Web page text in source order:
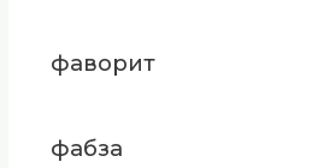
фаворит
фабза